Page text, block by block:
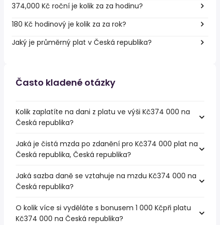
374,000 Kč roční je kolik za za hodinu?
180 Kč hodinový je kolik za za rok?
Jaký je průměrný plat v Česká republika?
Často kladené otázky
Kolik zaplatíte na dani z platu ve výši Kč374 000 na
Česká republika?
Jaká je čistá mzda po zdanění pro Kč374 000 plat na
Česká republika, Česká republika?
Jaká sazba daně se vztahuje na mzdu Kč374 000 na
Česká republika?
O kolik více si vyděláte s bonusem 1 000 Kčpři platu
Kč374 000 na Česká republika?